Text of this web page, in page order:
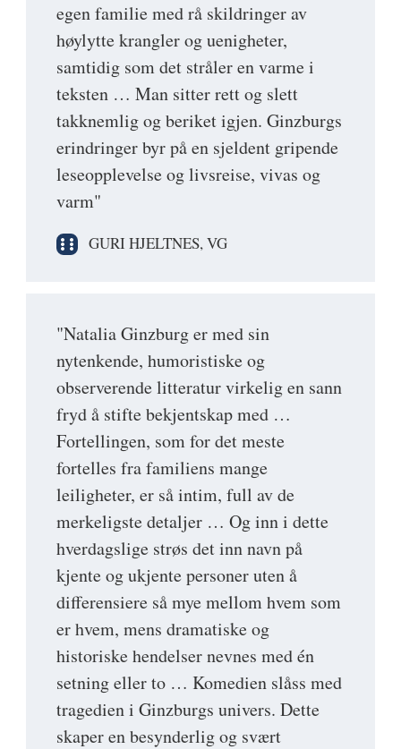
egen familie med rå skildringer av
høylytte krangler og uenigheter,
samtidig som det stråler en varme i
teksten … Man sitter rett og slett
takknemlig og beriket igjen. Ginzburgs
erindringer byr på en sjeldent gripende
leseopplevelse og livsreise, vivas og
varm"
GURI HJELTNES, VG
"Natalia Ginzburg er med sin
nytenkende, humoristiske og
observerende litteratur virkelig en sann
fryd å stifte bekjentskap med …
Fortellingen, som for det meste
fortelles fra familiens mange
leiligheter, er så intim, full av de
merkeligste detaljer … Og inn i dette
hverdagslige strøs det inn navn på
kjente og ukjente personer uten å
differensiere så mye mellom hvem som
er hvem, mens dramatiske og
historiske hendelser nevnes med én
setning eller to … Komedien slåss med
tragedien i Ginzburgs univers. Dette
skaper en besynderlig og svært